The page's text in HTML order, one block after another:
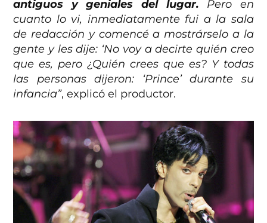
antiguos y geniales del lugar. Pero en
cuanto lo vi, inmediatamente fui a la sala
de redacción y comencé a mostrárselo a la
gente y les dije: ‘No voy a decirte quién creo
que es, pero ¿Quién crees que es? Y todas
las personas dijeron: ‘Prince’ durante su
infancia”, explicó el productor.